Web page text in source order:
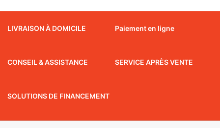
LIVRAISON À DOMICILE Paiement en ligne
CONSEIL & ASSISTANCE SERVICE APRÈS VENTE
SOLUTIONS DE FINANCEMENT